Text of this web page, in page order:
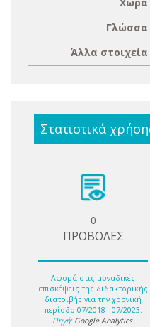
Γλώσσα
Άλλα στοιχεία
Στατιστικά
0
ΠΡΟΒΟΛΕΣ
Αφορά στις μοναδικές
επισκέψεις της διδακτορικής
διατριβής για την χρονική
περίοδο 07/2018 - 07/2023.
Πηγή: Google Analytics.